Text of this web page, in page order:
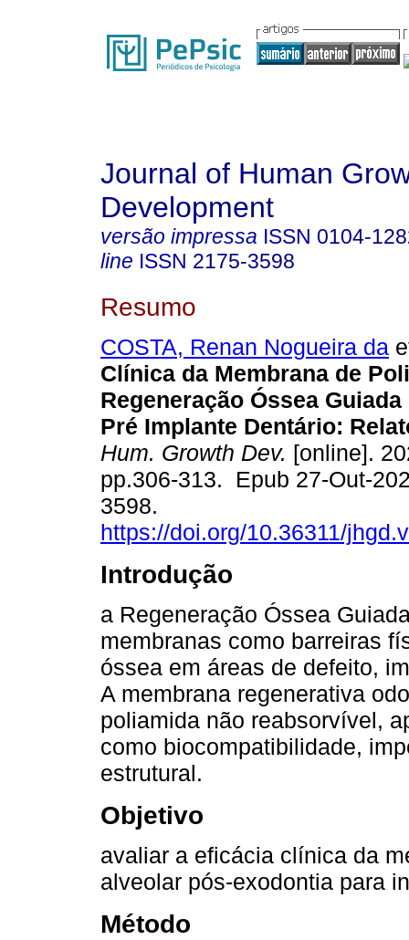
Journal of Human
Development
versão impressa ISSN 0104-
line ISSN 2175-3598
Resumo
COSTA, Renan Nogueira da
Clínica da Membrana de
Regeneração Óssea
Pré Implante Dentário:
Hum. Growth Dev. [online].
pp.306-313. Epub 27-Out-
3598.
https://doi.org/10.36311/
Introdução
a Regeneração Óssea
membranas como barreiras
óssea em áreas de defeito,
A membrana regenerativa
poliamida não reabsorvível,
como biocompatibilidade,
estrutural.
Objetivo
avaliar a eficácia clínica da
alveolar pós-exodontia para
Método